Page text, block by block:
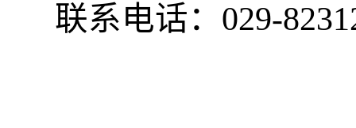
联系电话：029-